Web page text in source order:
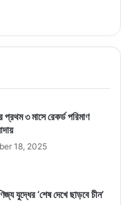
এই বিশেষ সহকারী।
প্রথম ৩ মাসে রেকর্ড পরিমাণ
18, 2025
যুদ্ধের ‘শেষ দেখে ছাড়বে চীন’